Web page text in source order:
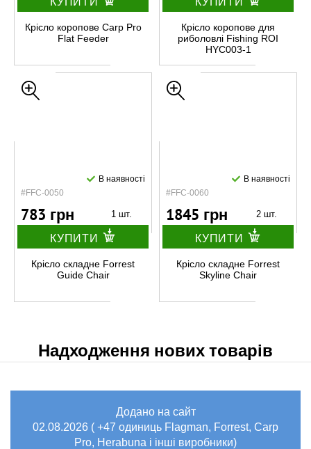
Крісло коропове Carp Pro
Flat Feeder
Крісло коропове для
риболовлі Fishing ROI
HYC003-1
#FFC-0050
В наявності
783 грн 1 шт.
КУПИТИ
Крісло складне Forrest
Guide Chair
#FFC-0060
В наявності
1845 грн 2 шт.
КУПИТИ
Крісло складне Forrest
Skyline Chair
Надходження нових товарів
Додано на сайт
02.08.2026 ( +47 одиниць Flagman, Forrest, Carp
Pro, Herabuna і інші виробники)